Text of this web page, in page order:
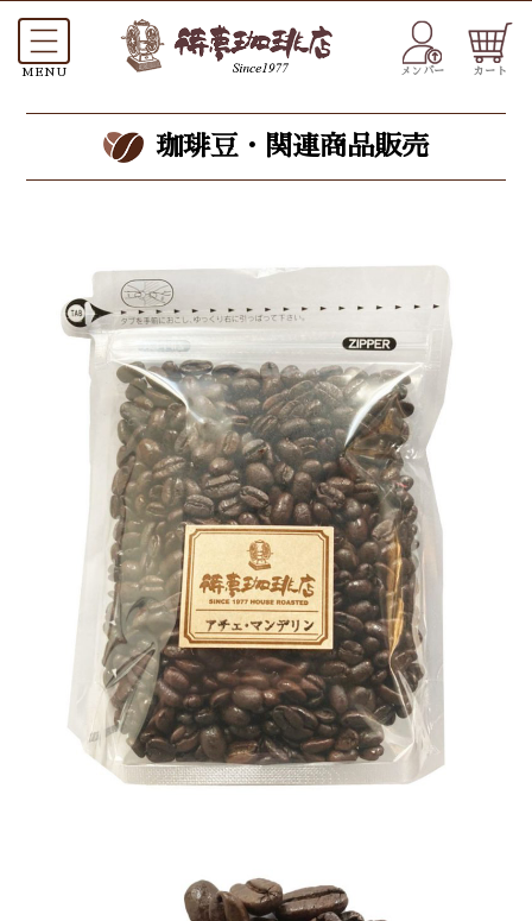
メンバー カート
珈琲豆・関連商品販売